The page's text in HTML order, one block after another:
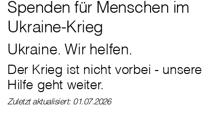
Spenden für Menschen im
Ukraine-Krieg
Ukraine. Wir helfen.
Der Krieg ist nicht vorbei - unsere
Hilfe geht weiter.
Zuletzt aktualisiert: 01.07.2026